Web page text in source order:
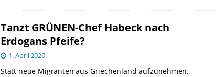
Tanzt GRÜNEN-Chef Habeck nach
Erdogans Pfeife?
1. April 2020
Statt neue Migranten aus Griechenland aufzunehmen,